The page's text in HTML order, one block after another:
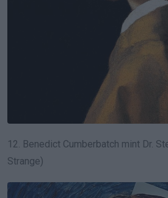
12. Benedict Cumberbatch mint Dr.
Strange)